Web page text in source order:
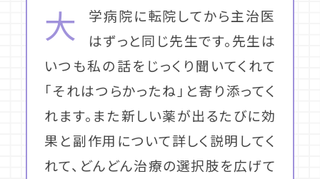
大
学病院に転院してから主治医
はずっと同じ先生です。先生は
いつも私の話をじっくり聞いてくれて
「それはつらかったね」と寄り添ってく
れます。また新しい薬が出るたびに効
果と副作用について詳しく説明してく
れて、どんどん治療の選択肢を広げて